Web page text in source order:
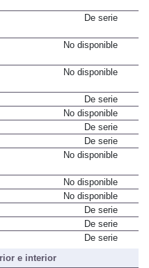
De serie
No disponible
No disponible
De serie
No disponible
De serie
De serie
No disponible
No disponible
No disponible
De serie
De serie
De serie
e interior